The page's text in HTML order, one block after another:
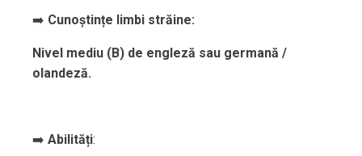
➡️ Cunoștințe limbi străine:
Nivel mediu (B) de engleză sau germană /
olandeză.
➡️ Abilități: